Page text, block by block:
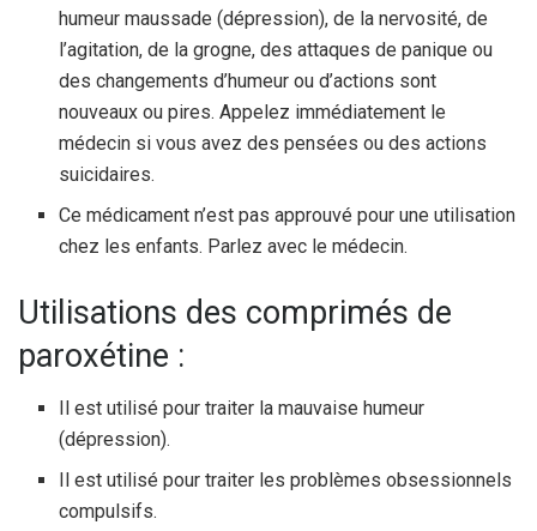
humeur maussade (dépression), de la nervosité, de
l’agitation, de la grogne, des attaques de panique ou
des changements d’humeur ou d’actions sont
nouveaux ou pires. Appelez immédiatement le
médecin si vous avez des pensées ou des actions
suicidaires.
Ce médicament n’est pas approuvé pour une utilisation
chez les enfants. Parlez avec le médecin.
Utilisations des comprimés de
paroxétine :
Il est utilisé pour traiter la mauvaise humeur
(dépression).
Il est utilisé pour traiter les problèmes obsessionnels
compulsifs.